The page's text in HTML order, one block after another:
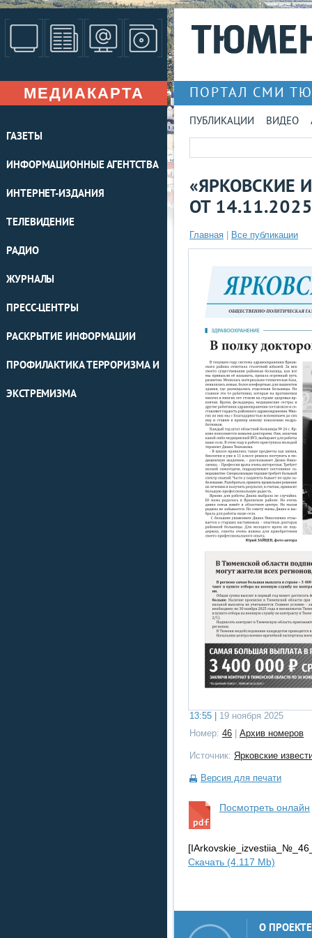
МЕДИАКАРТА
ГАЗЕТЫ
ИНФОРМАЦИОННЫЕ АГЕНТСТВА
ИНТЕРНЕТ-ИЗДАНИЯ
ТЕЛЕВИДЕНИЕ
РАДИО
ЖУРНАЛЫ
ПРЕСС-ЦЕНТРЫ
РАСКРЫТИЕ ИНФОРМАЦИИ
ПРОФИЛАКТИКА ТЕРРОРИЗМА И
ЭКСТРЕМИЗМА
ПОРТАЛ СМИ
ПУБЛИКАЦИИ ВИДЕО
«ЯРКОВСКИЕ
ОТ
Главная Все публикации
13:55 |
19 ноября 2025
Номер: 46 Архив номеров
Источник: Ярковские
Версия для печати
Посмотреть онлайн
Скачать (4.117 Mb)
О ПРОЕКТЕ